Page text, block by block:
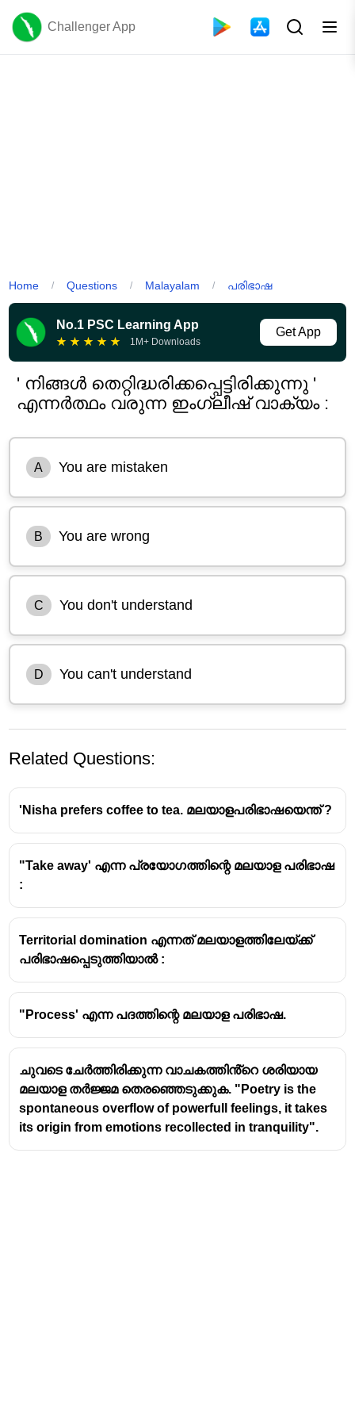
Challenger App
Home / Questions / Malayalam / പരിഭാഷ
No.1 PSC Learning App
★ ★ ★ ★ ★ 1M+ Downloads
Get App
' നിങ്ങൾ തെറ്റിദ്ധരിക്കപ്പെട്ടിരിക്കുന്നു '
എന്നർത്ഥം വരുന്ന ഇംഗ്ലീഷ് വാക്യം :
A You are mistaken
B You are wrong
C You don't understand
D You can't understand
Related Questions:
'Nisha prefers coffee to tea. മലയാളപരിഭാഷയെന്ത് ?
"Take away' എന്ന പ്രയോഗത്തിന്റെ മലയാള പരിഭാഷ
:
Territorial domination എന്നത് മലയാളത്തിലേയ്ക്ക്
പരിഭാഷപ്പെടുത്തിയാൽ :
"Process' എന്ന പദത്തിന്റെ മലയാള പരിഭാഷ.
ചുവടെ ചേർത്തിരിക്കുന്ന വാചകത്തിൻ്റെ ശരിയായ
മലയാള തർജ്ജമ തെരഞ്ഞെടുക്കുക. "Poetry is the
spontaneous overflow of powerfull feelings, it takes
its origin from emotions recollected in tranquility".